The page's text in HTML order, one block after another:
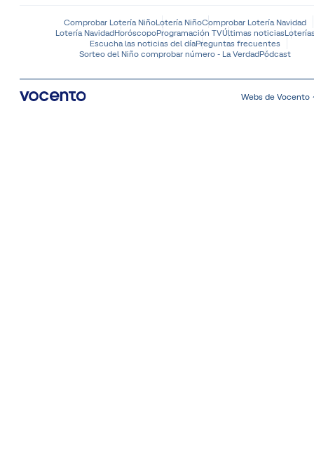
Comprobar Lotería NiñoLotería NiñoComprobar Lotería Navidad
Lotería NavidadHoróscopoProgramación TVÚltimas noticias
Escucha las noticias del díaPreguntas frecuentes
Sorteo del Niño comprobar número - La VerdadPódcast
Webs de Vocento